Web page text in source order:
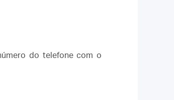
do telefone com o